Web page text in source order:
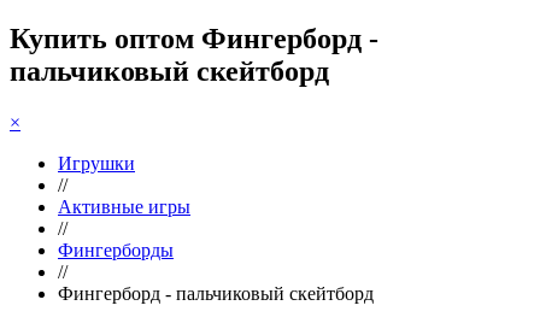
Купить оптом Фингерборд -
пальчиковый скейтборд
×
Игрушки
//
Активные игры
//
Фингерборды
//
Фингерборд - пальчиковый скейтборд